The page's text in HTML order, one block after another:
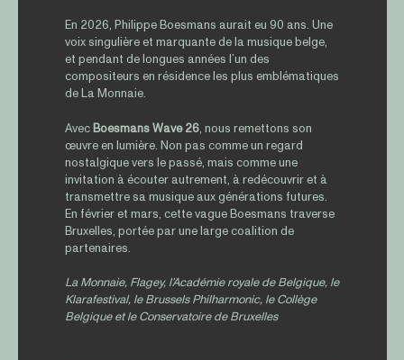
En 2026, Philippe Boesmans aurait eu 90 ans. Une
voix singulière et marquante de la musique belge,
et pendant de longues années l’un des
compositeurs en résidence les plus emblématiques
de La Monnaie.
Avec Boesmans Wave 26, nous remettons son
œuvre en lumière. Non pas comme un regard
nostalgique vers le passé, mais comme une
invitation à écouter autrement, à redécouvrir et à
transmettre sa musique aux générations futures.
En février et mars, cette vague Boesmans traverse
Bruxelles, portée par une large coalition de
partenaires.
La Monnaie, Flagey, l’Académie royale de Belgique, le
Klarafestival, le Brussels Philharmonic, le Collège
Belgique et le Conservatoire de Bruxelles